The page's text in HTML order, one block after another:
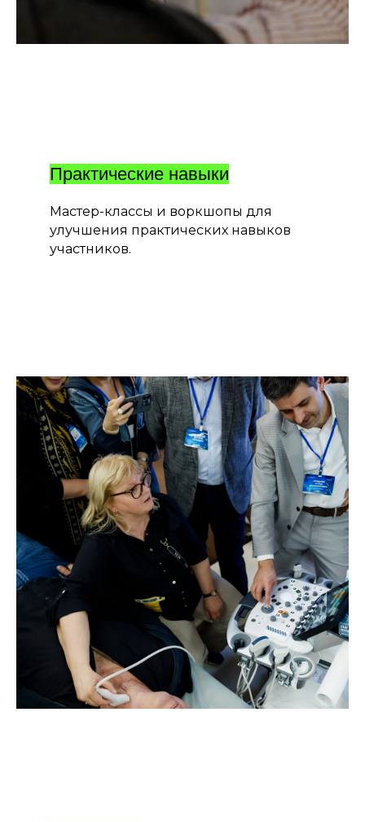
Практические навыки
Мастер-классы и воркшопы для
улучшения практических навыков
участников.